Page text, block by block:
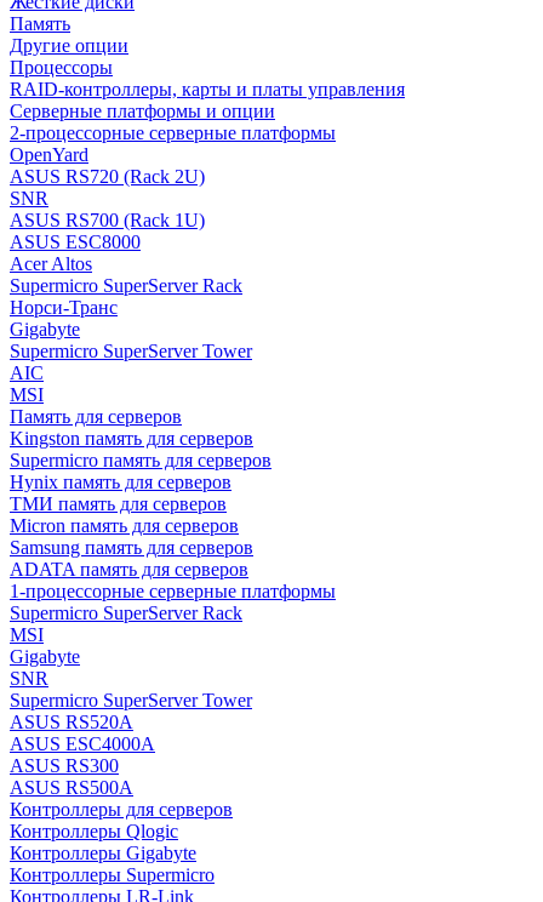
Память
Другие опции
Процессоры
RAID-контроллеры, карты и платы управления
Серверные платформы и опции
2-процессорные серверные платформы
OpenYard
ASUS RS720 (Rack 2U)
SNR
ASUS RS700 (Rack 1U)
ASUS ESC8000
Acer Altos
Supermicro SuperServer Rack
Норси-Транс
Gigabyte
Supermicro SuperServer Tower
AIC
MSI
Память для серверов
Kingston память для серверов
Supermicro память для серверов
Hynix память для серверов
ТМИ память для серверов
Micron память для серверов
Samsung память для серверов
ADATA память для серверов
1-процессорные серверные платформы
Supermicro SuperServer Rack
MSI
Gigabyte
SNR
Supermicro SuperServer Tower
ASUS RS520A
ASUS ESC4000A
ASUS RS300
ASUS RS500A
Контроллеры для серверов
Контроллеры Qlogic
Контроллеры Gigabyte
Контроллеры Supermicro
Контроллеры LR-Link